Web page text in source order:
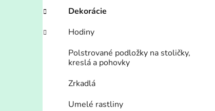
č
ý
e
g
ó
Dekorácie
Hodiny
Polstrované podložky na stoličky,
kreslá a pohovky
Zrkadlá
Umelé rastliny